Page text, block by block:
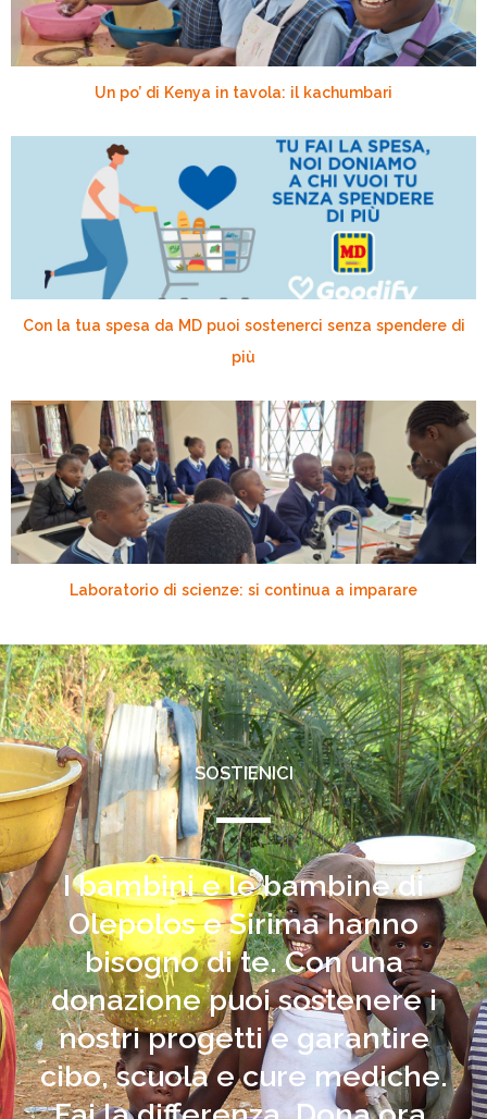
Un po’ di Kenya in tavola: il kachumbari
Con la tua spesa da MD puoi sostenerci senza spendere di
più
Laboratorio di scienze: si continua a imparare
SOSTIENICI
I bambini e le bambine di
Olepolos e Sirima hanno
bisogno di te. Con una
donazione puoi sostenere i
nostri progetti e garantire
cibo, scuola e cure mediche.